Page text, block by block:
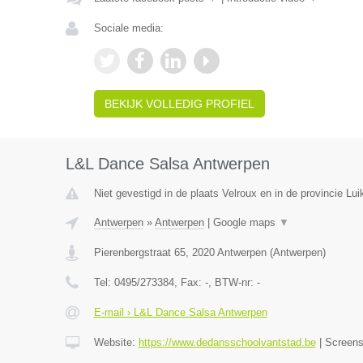
Sociale media:
BEKIJK VOLLEDIG PROFIEL
L&L Dance Salsa Antwerpen
Niet gevestigd in de plaats Velroux en in de provincie
Antwerpen» Antwerpen| Google maps ▼
Pierenbergstraat 65, 2020 Antwerpen(Antwerpen)
Tel: 0495/273384, Fax: -, BTW-nr: -
E-mail › L&L Dance Salsa Antwerpen
Website: https://www.dedansschoolvantstad.be|